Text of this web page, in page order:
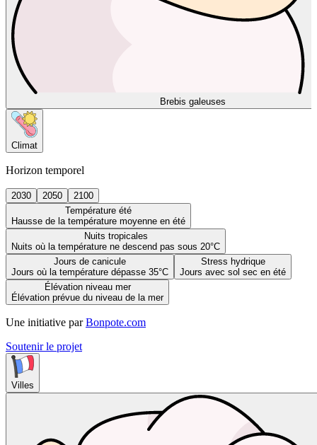
Brebis galeuses
Climat
Horizon temporel
2030 2050
2100
Température été
Hausse de la température moyenne en été
Nuits tropicales
Nuits où la température ne descend pas sous 20°C
Jours de canicule
Jours où la température dépasse 35°C
Stress hydrique
Jours avec sol sec en été
Élévation niveau mer
Élévation prévue du niveau de la mer
Une initiative par Bonpote.com
Soutenir le projet
Villes